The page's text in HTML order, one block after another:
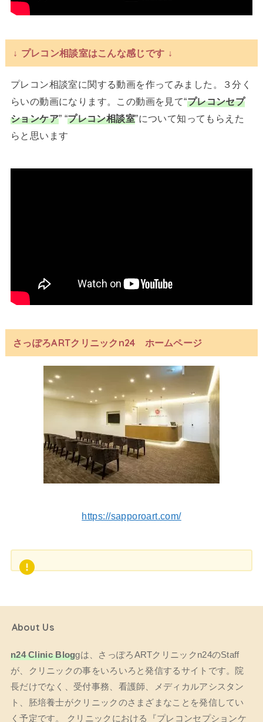
↓ プレコン相談室はこんな感じです ↓
プレコン相談室に関する動画を作ってみました。３分く
らいの動画になります。この動画を見て“プレコンセプ
ションケア” “プレコン相談室”について知ってもらえた
らと思います
さっぽろARTクリニックn24 ホームページ
https://sapporoart.com/
About Us
n24 Clinic Bloggは、さっぽろARTクリニックn24のStaff
が、クリニックの事をいろいろと発信するサイトです。院
長だけでなく、受付事務、看護師、メディカルアシスタン
ト、胚培養士がクリニックのさまざまなことを発信してい
く予定です。 クリニックにおける『プレコンセプションケ